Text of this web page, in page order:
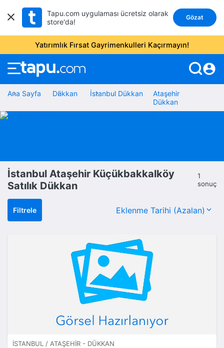
Tapu.com uygulaması ücretsiz olarak
store'da!
Gözat
Yatırımlık Fırsat Gayrimenkulleri Kaçırmayın!
account_circle
Ana Sayfa Dükkan İstanbul Dükkan
Ataşehir
Dükkan
İstanbul Ataşehir Küçükbakkalköy
Satılık Dükkan
1
sonuç
Filtrele
İSTANBUL / ATAŞEHIR - DÜKKAN